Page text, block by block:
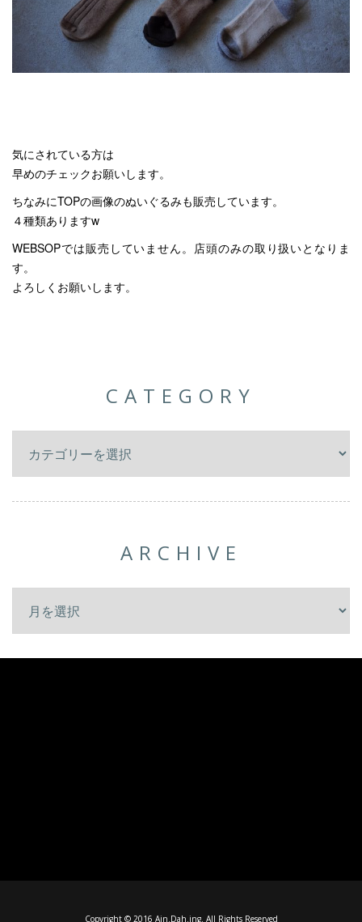
気にされている方は
早めのチェックお願いします。
ちなみにTOPの画像のぬいぐるみも販売しています。
４種類ありますw
WEBSOPでは販売していません。店頭のみの取り扱いとなりま
す。
よろしくお願いします。
CATEGORY
ARCHIVE
Copyright © 2016 Ain.Dah.ing. All Rights Reserved